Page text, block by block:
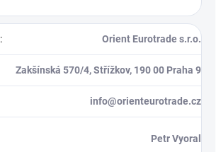
: Orient Eurotrade s.r.o.
Zakšínská 570/4, Střížkov, 190 00 Praha 9
info@orienteurotrade.cz
Petr Vyoral